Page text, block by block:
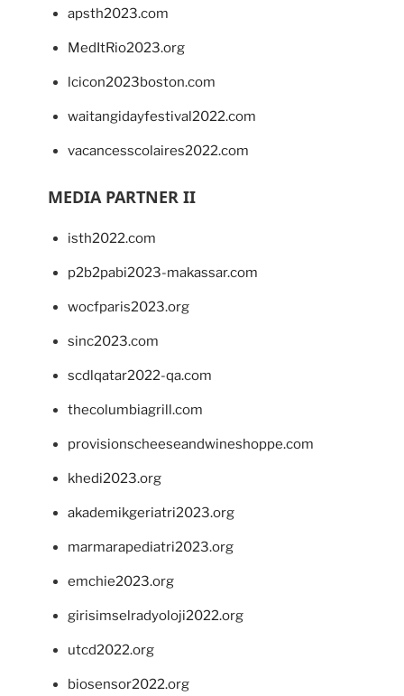
apsth2023.com
MedItRio2023.org
lcicon2023boston.com
waitangidayfestival2022.com
vacancesscolaires2022.com
MEDIA PARTNER II
isth2022.com
p2b2pabi2023-makassar.com
wocfparis2023.org
sinc2023.com
scdlqatar2022-qa.com
thecolumbiagrill.com
provisionscheeseandwineshoppe.com
khedi2023.org
akademikgeriatri2023.org
marmarapediatri2023.org
emchie2023.org
girisimselradyoloji2022.org
utcd2022.org
biosensor2022.org